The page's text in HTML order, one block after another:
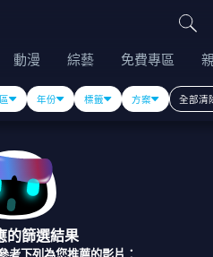
動漫 綜藝 免費專區
年份 標籤 方案 全部清
的篩選結果